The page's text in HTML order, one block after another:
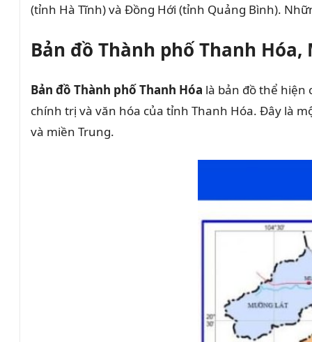
(tỉnh Hà Tĩnh) và Đồng Hới (tỉnh Quảng Bình).
Bản đồ Thành phố Thanh Hóa,
Bản đồ Thành phố Thanh Hóa là bản đồ thể hiện
chính trị và văn hóa của tỉnh Thanh Hóa. Đây là
và miền Trung.